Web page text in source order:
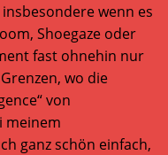
wenn es
Shoegaze oder
fast ohnehin nur
wo die
von
meinem
ganz schön einfach,